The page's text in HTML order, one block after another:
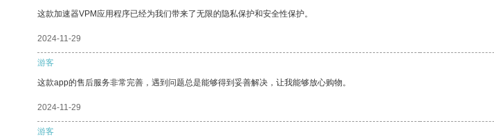
这款加速器VPM应用程序已经为我们带来了无限的隐私保护和安全性保护。
2024-11-29
游客
这款app的售后服务非常完善，遇到问题总是能够得到妥善解决，让我能够放心购物。
2024-11-29
游客